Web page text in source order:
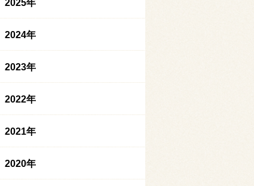
2025年
2024年
2023年
2022年
2021年
2020年